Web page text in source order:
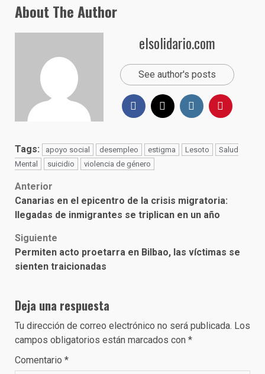
About The Author
elsolidario.com
See author's posts
Tags: apoyo social desempleo estigma Lesoto
Salud
Mental
suicidio violencia de género
Post
navigation
Anterior
Canarias en el epicentro de la crisis migratoria:
llegadas de inmigrantes se triplican en un año
Siguiente
Permiten acto proetarra en Bilbao, las víctimas se
sienten traicionadas
Deja una respuesta
Tu dirección de correo electrónico no será publicada. Los
campos obligatorios están marcados con *
Comentario *